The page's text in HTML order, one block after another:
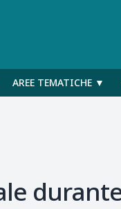
AREE TEMATICHE ▼